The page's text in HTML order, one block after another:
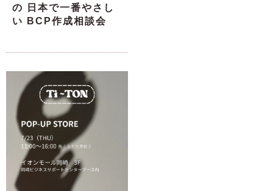
の 日本で一番やさし
い BCP作成相談会